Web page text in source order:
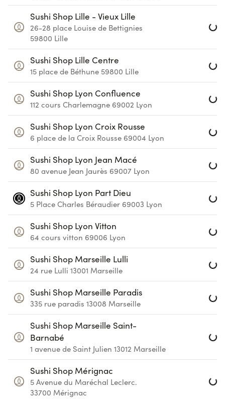
Sushi Shop Lille - Vieux Lille
26-28 place Louise de Bettignies
59800 Lille
Sushi Shop Lille Centre
15 place de Béthune 59800 Lille
Sushi Shop Lyon Confluence
112 cours Charlemagne 69002 Lyon
Sushi Shop Lyon Croix Rousse
6 place de la Croix Rousse 69004 Lyon
Sushi Shop Lyon Jean Macé
80 avenue Jean Jaurès 69007 Lyon
Sushi Shop Lyon Part Dieu
5 Place Charles Béraudier 69003 Lyon
Sushi Shop Lyon Vitton
64 cours vitton 69006 Lyon
Sushi Shop Marseille Lulli
24 rue Lulli 13001 Marseille
Sushi Shop Marseille Paradis
335 rue paradis 13008 Marseille
Sushi Shop Marseille Saint-
Barnabé
1 avenue de Saint Julien 13012 Marseille
Sushi Shop Mérignac
5 Avenue du Maréchal Leclerc.
33700 Mérignac